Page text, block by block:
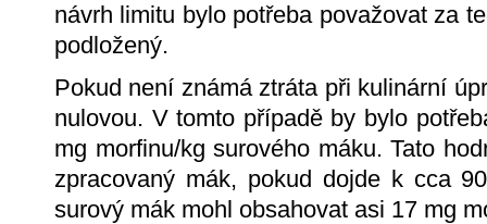
návrh limitu bylo potřeba považovat za
podložený.
Pokud není známá ztráta při kulinární
nulovou. V tomto případě by bylo
mg morfinu/kg surového máku. Tato
zpracovaný mák, pokud dojde k cca
surový mák mohl obsahovat asi 17 mg